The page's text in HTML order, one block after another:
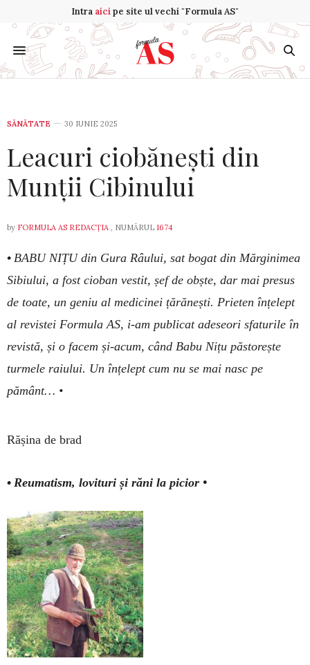
Intra aicipe site ul vechi "Formula AS"
SĂNĂTATE 30 IUNIE 2025
Leacuri ciobănești din
Munții Cibinului
by FORMULA AS REDACȚIA , NUMĂRUL 1674
• BABU NIȚU din Gura Râului, sat bogat din Mărginimea
Si­biu­lui, a fost cioban vestit, șef de obște, dar mai presus
de toate, un geniu al me­di­ci­nei țărănești. Prieten înțelept
al revistei Formula AS, i-am pu­bli­cat ade­se­ori sfaturile în
revistă, și o facem și-acum, când Babu Nițu păs­torește
turmele raiului. Un înțelept cum nu se mai nasc pe
pământ… •
Rășina de brad
• Reumatism, lovituri și răni la picior •